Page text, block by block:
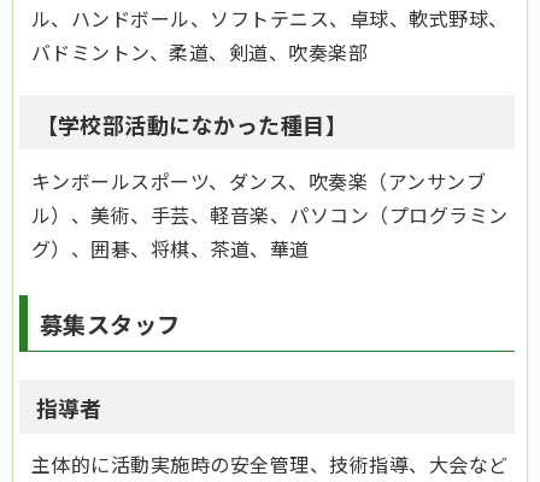
ル、ハンドボール、ソフトテニス、卓球、軟式野球、
バドミントン、柔道、剣道、吹奏楽部
【学校部活動になかった種目】
キンボールスポーツ、ダンス、吹奏楽（アンサンブ
ル）、美術、手芸、軽音楽、パソコン（プログラミン
グ）、囲碁、将棋、茶道、華道
募集スタッフ
指導者
主体的に活動実施時の安全管理、技術指導、大会など